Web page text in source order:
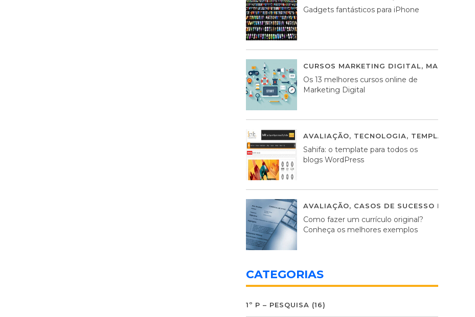
Gadgets fantásticos para iPhone
CURSOS MARKETING DIGITAL,
Os 13 melhores cursos online de
Marketing Digital
AVALIAÇÃO, TECNOLOGIA, TEMPLATES
Sahifa: o template para todos os
blogs WordPress
AVALIAÇÃO, CASOS DE SUCESSO DE
Como fazer um currículo original?
Conheça os melhores exemplos
CATEGORIAS
1º P – PESQUISA (16)